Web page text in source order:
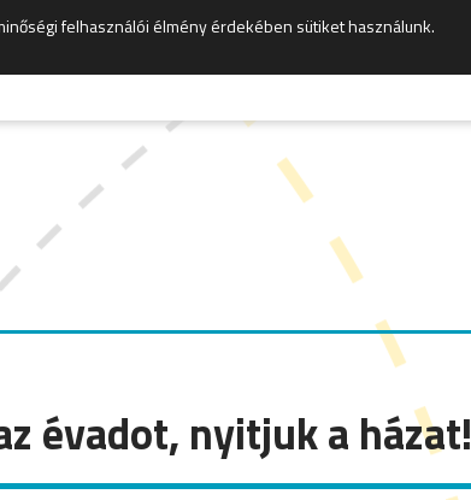
évadot, nyitjuk a házat!
felhasználói élmény érdekében sütiket használunk.